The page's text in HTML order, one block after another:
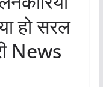
हो सरल
News